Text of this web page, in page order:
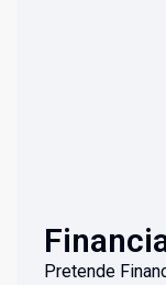
Pretende